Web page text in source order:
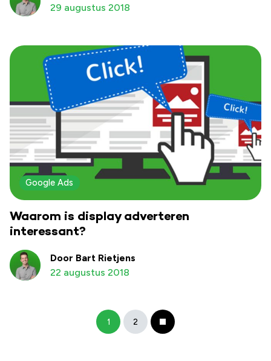
29 augustus 2018
Google Ads
Waarom is display adverteren
interessant?
Door Bart Rietjens
22 augustus 2018
1 2